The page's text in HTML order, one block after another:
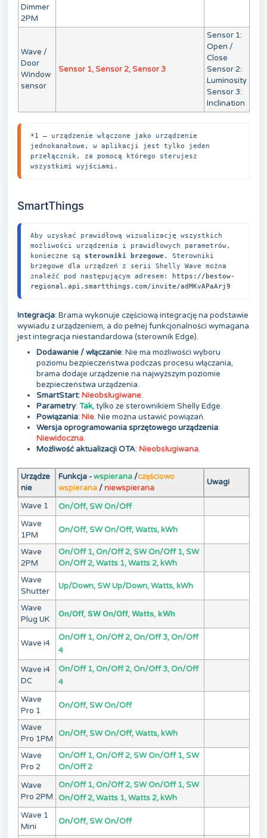
Dimmer
2PM
Wave /
Door
Window
sensor
Sensor 1, Sensor 2, Sensor 3
Sensor 1:
Open /
Close
Sensor 2:
Luminosity
Sensor 3:
Inclination
*1 – urządzenie włączone jako urządzenie
jednokanałowe, w aplikacji jest tylko jeden
przełącznik, za pomocą którego sterujesz
wszystkimi wyjściami.
SmartThings
Aby uzyskać prawidłową wizualizację wszystkich
możliwości urządzenia i prawidłowych parametrów,
konieczne są sterowniki brzegowe. Sterowniki
brzegowe dla urządzeń z serii Shelly Wave można
znaleźć pod następującym adresem:
https://bestow-
regional.api.smartthings.com/invite/adMKvAPaArj9
Integracja: Brama wykonuje częściową integrację na podstawie
wywiadu z urządzeniem, a do pełnej funkcjonalności wymagana
jest integracja niestandardowa (sterownik Edge).
Dodawanie / włączanie: Nie ma możliwości wyboru
poziomu bezpieczeństwa podczas procesu włączania,
brama dodaje urządzenie na najwyższym poziomie
bezpieczeństwa urządzenia.
SmartStart:Nieobsługiwane.
Parametry: Tak, tylko ze sterownikiem Shelly Edge.
Powiązania: Nie. Nie można ustawić powiązań.
Wersja oprogramowania sprzętowego urządzenia:
Niewidoczna.
Możliwość aktualizacji OTA: Nieobsługiwana.
Urządze
nie
Funkcja -wspierana/częściowo
wspierana/niewspierana
Uwagi
Wave 1
On/Off, SW On/Off
Wave
1PM
On/Off, SW On/Off, Watts, kWh
Wave
2PM
On/Off 1, On/Off 2, SW On/Off 1, SW
On/Off 2, Watts 1, Watts 2, kWh
Wave
Shutter
Up/Down, SW Up/Down, Watts, kWh
Wave
Plug UK
On/Off, SW On/Off, Watts, kWh
Wave i4
On/Off 1, On/Off 2, On/Off 3, On/Off
4
Wave i4
DC
On/Off 1, On/Off 2, On/Off 3, On/Off
4
Wave
Pro 1
On/Off, SW On/Off
Wave
Pro 1PM
On/Off, SW On/Off, Watts, kWh
Wave
Pro 2
On/Off 1, On/Off 2, SW On/Off 1, SW
On/Off 2
Wave
Pro 2PM
On/Off 1, On/Off 2, SW On/Off 1, SW
On/Off 2, Watts 1, Watts 2, kWh
Wave 1
Mini
On/Off, SW On/Off